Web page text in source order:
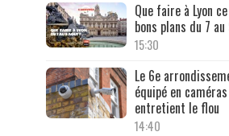
Que faire à Lyon
bons plans du 7
15:30
Le 6e
équipé en
entretient le flou
14:40